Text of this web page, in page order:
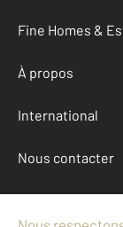
Fine Homes &
À propos
International
Nous contacter